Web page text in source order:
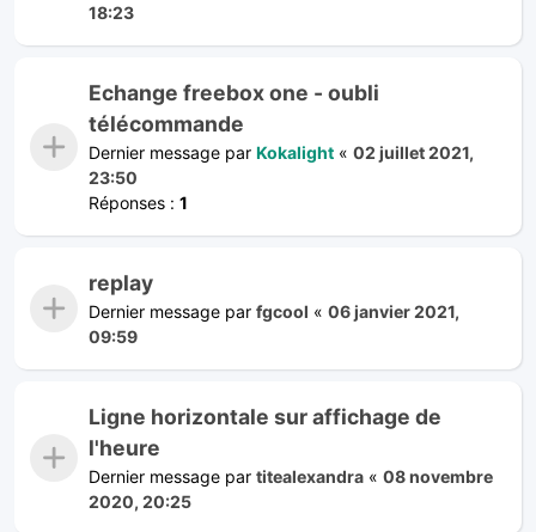
18:23
Echange freebox one - oubli
télécommande
Dernier message par Kokalight « 02 juillet 2021,
23:50
Réponses : 1
replay
Dernier message par fgcool « 06 janvier 2021,
09:59
Ligne horizontale sur affichage de
l'heure
Dernier message par titealexandra « 08 novembre
2020, 20:25